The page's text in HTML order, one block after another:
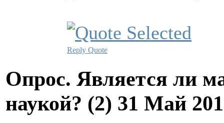
Reply Quote
Опрос. Является ли
наукой? (2) 31 Май